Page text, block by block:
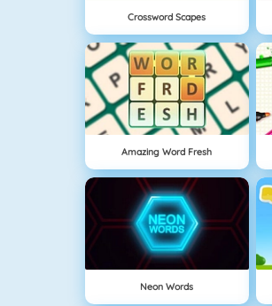
Crossword Scapes
Amazing Word Fresh
Neon Words